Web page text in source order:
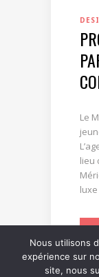
Le
lieu
Nous utilisons
expérience sur
site, nous